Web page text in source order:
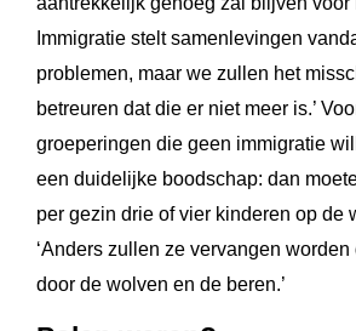
Immigratie stelt samenlevingen
problemen, maar we zullen het
betreuren dat die er niet meer is.’
groeperingen die geen immigratie
een duidelijke boodschap: dan
per gezin drie of vier kinderen op de
‘Anders zullen ze vervangen worden
door de wolven en de beren.’